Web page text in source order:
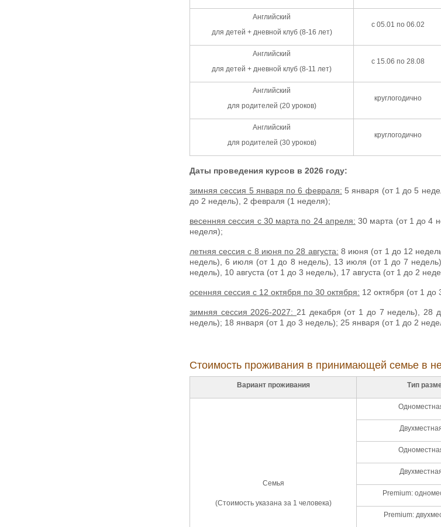
Английский
для детей + дневной клуб (8-16 лет)
с 05.01 по 06.02
Английский
для детей + дневной клуб (8-11 лет)
с 15.06 по 28.08
Английский
для родителей (20 уроков)
круглогодично
Английский
для родителей (30 уроков)
круглогодично
Даты проведения курсов в 2026 году:
зимняя сессия 5 января по 6 февраля: 5 января (от 1 до 5
до 2 недель), 2 февраля (1 неделя);
весенняя сессия с 30 марта по 24 апреля: 30 марта (от 1 до 4
неделя);
летняя сессия с 8 июня по 28 августа: 8 июня (от 1 до 12
недель), 6 июля (от 1 до 8 недель), 13 июля (от 1 до 7
недель), 10 августа (от 1 до 3 недель), 17 августа (от 1 до 2
осенняя сессия с 12 октября по 30 октября: 12 октября (от 1 до
зимняя сессия 2026-2027: 21 декабря (от 1 до 7 недель), 28
недель); 18 января (от 1 до 3 недель); 25 января (от 1 до 2
Стоимость проживания в принимающей семье в
Вариант проживания Тип
Семья
(Стоимость указана за 1 человека)
Premium:
Premium: